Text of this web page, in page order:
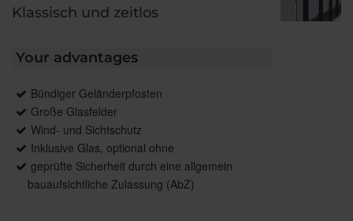
Klassisch und zeitlos
Your advantages
Bündiger Geländerpfosten
Große Glasfelder
Wind- und Sichtschutz
Inklusive Glas, optional ohne
geprüfte Sicherheit durch eine allgemein
bauaufsichtliche Zulassung (AbZ)